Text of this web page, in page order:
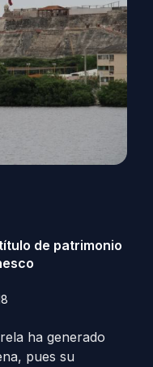
de patrimonio
ha generado
pues su